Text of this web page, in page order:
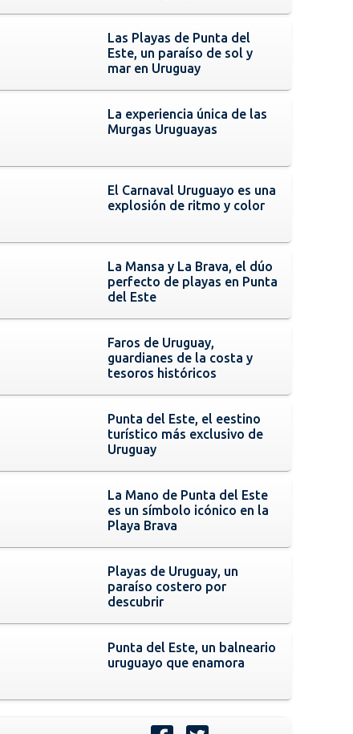
Las Playas de Punta del
Este, un paraíso de sol y
mar en Uruguay
La experiencia única de las
Murgas Uruguayas
El Carnaval Uruguayo es una
explosión de ritmo y color
La Mansa y La Brava, el dúo
perfecto de playas en Punta
del Este
Faros de Uruguay,
guardianes de la costa y
tesoros históricos
Punta del Este, el eestino
turístico más exclusivo de
Uruguay
La Mano de Punta del Este
es un símbolo icónico en la
Playa Brava
Playas de Uruguay, un
paraíso costero por
descubrir
Punta del Este, un balneario
uruguayo que enamora